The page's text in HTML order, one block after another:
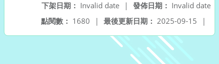
發佈日期： Invalid date
下架日期： Invalid date
|
最後更新日期： 2025-09-15 |
點閱數： 1680 |